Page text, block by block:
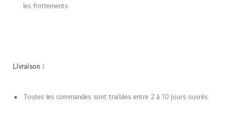
les frottements
Livraison :
Toutes les commandes sont traitées entre 2 à 10 jours ouvrés